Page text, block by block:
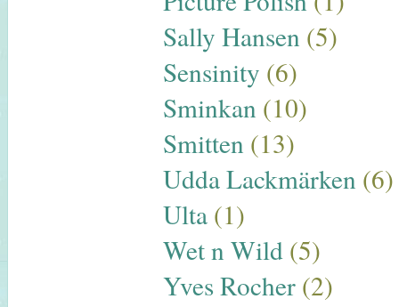
Sally Hansen (5)
Sensinity (6)
Sminkan (10)
Smitten (13)
Udda Lackmärken (6)
Ulta (1)
Wet n Wild (5)
Yves Rocher (2)